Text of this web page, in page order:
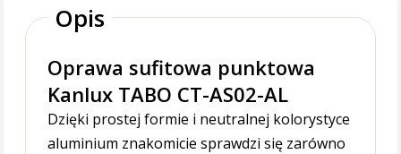
Opis
Oprawa sufitowa punktowa
Kanlux TABO CT-AS02-AL
Dzięki prostej formie i neutralnej kolorystyce
aluminium znakomicie sprawdzi się zarówno